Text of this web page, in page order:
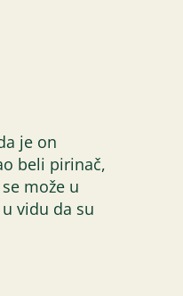
je on
beli pirinač,
može u
vidu da su